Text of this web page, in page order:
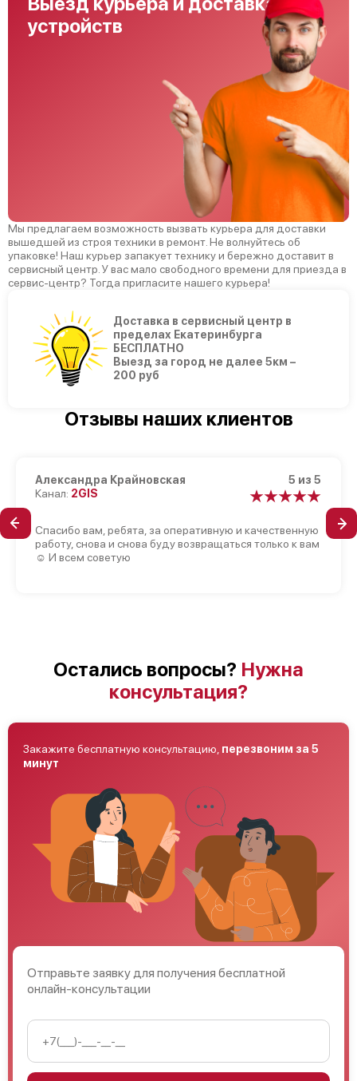
устройств
Мы предлагаем возможность вызвать курьера для доставки
вышедшей из строя техники в ремонт. Не волнуйтесь об
упаковке! Наш курьер запакует технику и бережно доставит в
сервисный центр. У вас мало свободного времени для приезда в
сервис-центр? Тогда пригласите нашего курьера!
Доставка в сервисный центр в
пределах Екатеринбурга
БЕСПЛАТНО
Выезд за город не далее 5км –
200 руб
Отзывы наших клиентов
Александра Крайновская
Канал: 2GIS
5 из 5
Спасибо вам, ребята, за оперативную и качественную
работу, снова и снова буду возвращаться только к вам
☺️ И всем советую
Остались вопросы? Нужна
консультация?
Отправьте заявку для получения бесплатной
онлайн-консультации
Закажите бесплатную консультацию, перезвоним за 5
минут